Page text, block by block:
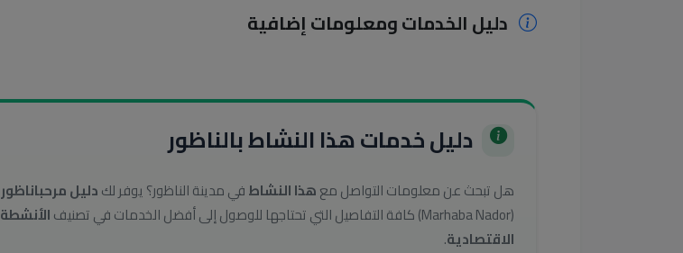
دليل الخدمات ومعلومات إضافية
دليل خدمات هذا النشاط بالناظور
هل تبحث عن معلومات التواصل معهذا النشاطفي مدينة الناظور؟ يوفر لكدليل مرحباناظور
(Marhaba Nador) كافة التفاصيل التي تحتاجها للوصول إلى أفضل الخدمات في تصنيف
الأنشطة
الاقتصادية.